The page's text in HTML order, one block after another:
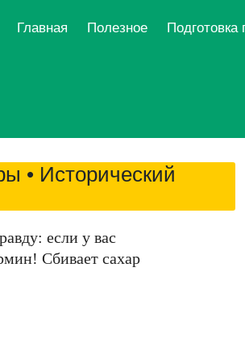
Главная Полезное Подготовка
• Исторический
если у вас
Сбивает сахар